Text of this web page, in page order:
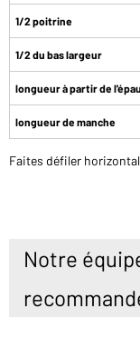
1/2 poitrine
1/2 du bas largeur
longueur à partir de
longueur de manche
Faites défiler
Notre